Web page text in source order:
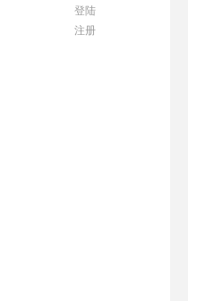
登陆
注册